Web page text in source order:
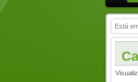
Está